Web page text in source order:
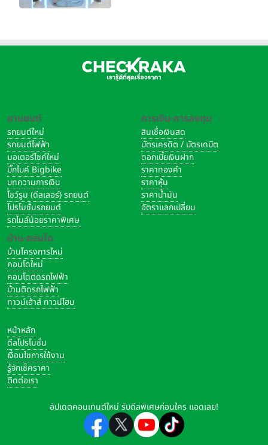
ด้านหลังของตัวเครื่อง มีชุดเซ็นเซอร์กล้องแบบ Triple Camera
ประกอบด้วย เซ็นเซอร์กล้องหลักความละเอียด 200MP (F1.69), กล้อง
มุมกว้างพิเศษความละเอียด 8MP (F2.2/FOV 120º) และกล้องมาโคร
ความละเอียด 2MP (F2.4) มีไฟแฟลช LED สำหรับช่วยถ่ายตอนกลาง
ยานยนต์
รถยนต์ใหม่
รถยนต์ไฟฟ้า
มอเตอร์ไซค์ใหม่
บิ๊กไบค์ Bigbike
บทความการเงิน
โชว์รูม (ดีลเลอร์) รถยนต์
โปรโมชั่นรถยนต์
รถไมล์น้อยราคาพิเศษ
บ้าน-คอนโด
บ้านโครงการใหม่
คอนโดใหม่
คอนโดติดรถไฟฟ้า
บ้านติดรถไฟฟ้า
ทาวน์เฮ้าส์ ทาวน์โฮม
การเงิน-การลงทุน
สินเชื่อเงินสด
บัตรเครดิต / บัตรเดบิต
ดอกเบี้ยเงินฝาก
ราคาทองคำ
ราคาหุ้น
ราคาน้ำมัน
อัตราแลกเปลี่ยน
หน้าหลัก
ดีลโปรโมชั่น
เงื่อนไขการใช้งาน
รู้จักเช็คราคา
ติดต่อเรา
อัปเดตคอนเทนต์ใหม่ รับดีลพิเศษก่อนใคร แอดเลย!